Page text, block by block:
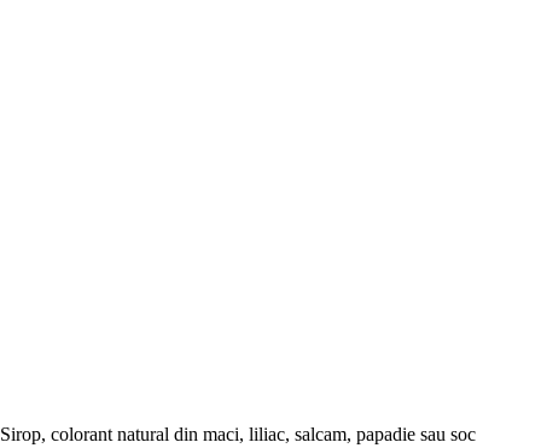
Sirop, colorant natural din maci, liliac, salcam, papadie sau soc